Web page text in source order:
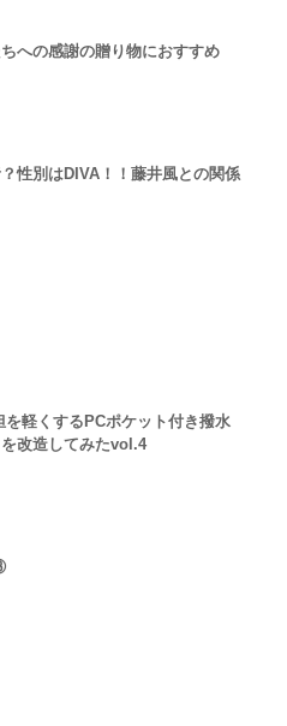
ちへの感謝の贈り物におすすめ
性別はDIVA！！藤井風との関係
を軽くするPCポケット付き撥水
改造してみたvol.4